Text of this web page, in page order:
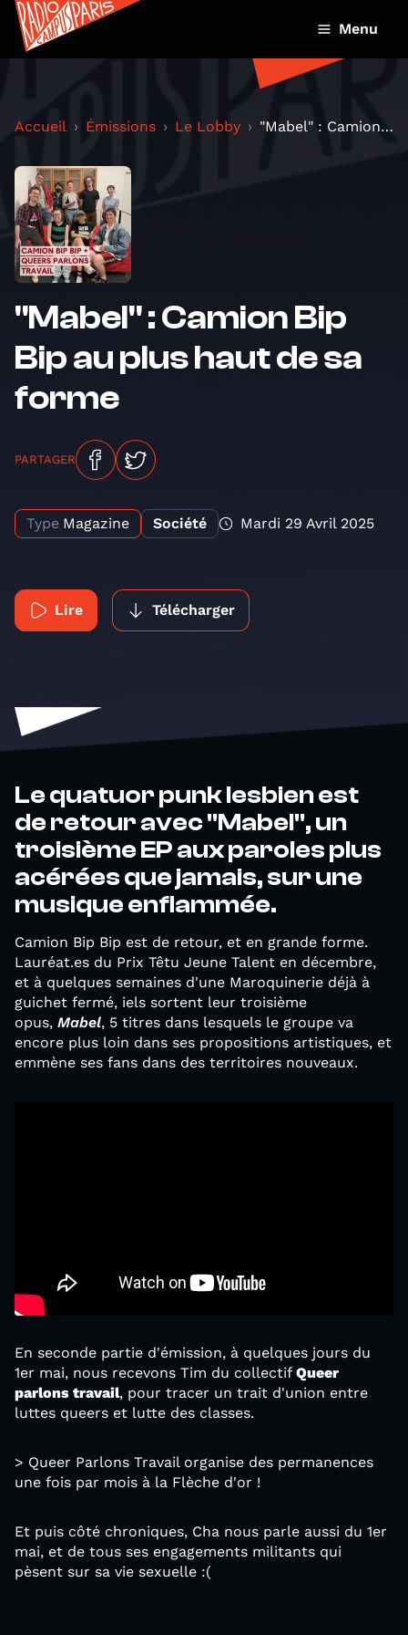
Menu
Accueil Émissions Le Lobby "Mabel" : Camion Bip Bip au plus haut de sa forme
"Mabel" : Camion Bip
Bip au plus haut de sa
forme
PARTAGER
Type Magazine Société Mardi 29 Avril 2025
Lire Télécharger
Le quatuor punk lesbien est
de retour avec "Mabel", un
troisième EP aux paroles plus
acérées que jamais, sur une
musique enflammée.
Camion Bip Bip est de retour, et en grande forme.
Lauréat.es du Prix Têtu Jeune Talent en décembre,
et à quelques semaines d'une Maroquinerie déjà à
guichet fermé, iels sortent leur troisième
opus, Mabel, 5 titres dans lesquels le groupe va
encore plus loin dans ses propositions artistiques, et
emmène ses fans dans des territoires nouveaux.
En seconde partie d'émission, à quelques jours du
1er mai, nous recevons Tim du collectif Queer
parlons travail, pour tracer un trait d'union entre
luttes queers et lutte des classes.
> Queer Parlons Travail organise des permanences
une fois par mois à la Flèche d'or !
Et puis côté chroniques, Cha nous parle aussi du 1er
mai, et de tous ses engagements militants qui
pèsent sur sa vie sexuelle :(